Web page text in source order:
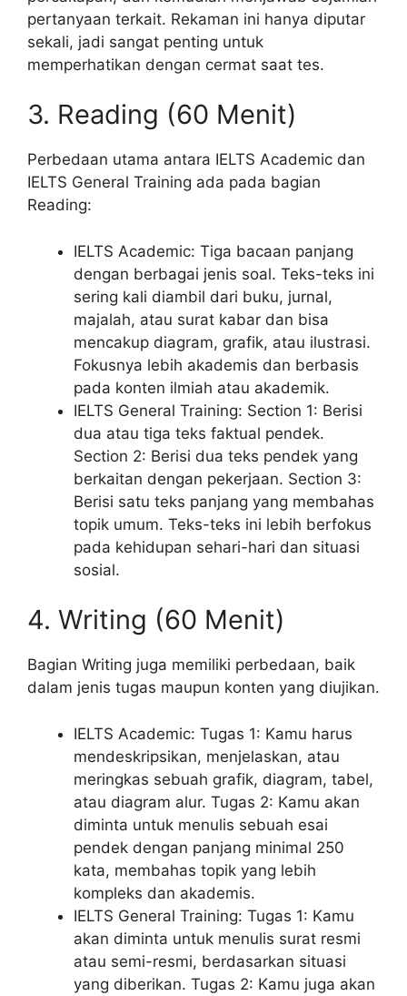
pertanyaan terkait. Rekaman ini hanya diputar
sekali, jadi sangat penting untuk
memperhatikan dengan cermat saat tes.
3. Reading (60 Menit)
Perbedaan utama antara IELTS Academic dan
IELTS General Training ada pada bagian
Reading:
IELTS Academic: Tiga bacaan panjang
dengan berbagai jenis soal. Teks-teks ini
sering kali diambil dari buku, jurnal,
majalah, atau surat kabar dan bisa
mencakup diagram, grafik, atau ilustrasi.
Fokusnya lebih akademis dan berbasis
pada konten ilmiah atau akademik.
IELTS General Training: Section 1: Berisi
dua atau tiga teks faktual pendek.
Section 2: Berisi dua teks pendek yang
berkaitan dengan pekerjaan. Section 3:
Berisi satu teks panjang yang membahas
topik umum. Teks-teks ini lebih berfokus
pada kehidupan sehari-hari dan situasi
sosial.
4. Writing (60 Menit)
Bagian Writing juga memiliki perbedaan, baik
dalam jenis tugas maupun konten yang diujikan.
IELTS Academic: Tugas 1: Kamu harus
mendeskripsikan, menjelaskan, atau
meringkas sebuah grafik, diagram, tabel,
atau diagram alur. Tugas 2: Kamu akan
diminta untuk menulis sebuah esai
pendek dengan panjang minimal 250
kata, membahas topik yang lebih
kompleks dan akademis.
IELTS General Training: Tugas 1: Kamu
akan diminta untuk menulis surat resmi
atau semi-resmi, berdasarkan situasi
yang diberikan. Tugas 2: Kamu juga akan